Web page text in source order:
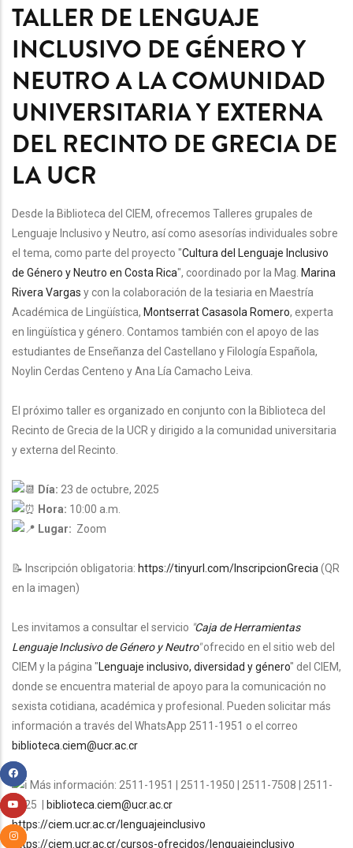
TALLER DE LENGUAJE
INCLUSIVO DE GÉNERO Y
NEUTRO A LA COMUNIDAD
UNIVERSITARIA Y EXTERNA
DEL RECINTO DE GRECIA DE
LA UCR
Desde la Biblioteca del CIEM, ofrecemos Talleres grupales de
Lenguaje Inclusivo y Neutro, así como asesorías individuales sobre
el tema, como parte del proyecto "Cultura del Lenguaje Inclusivo
de Género y Neutro en Costa Rica", coordinado por la Mag. Marina
Rivera Vargas y con la colaboración de la tesiaria en Maestría
Académica de Lingüística, Montserrat Casasola Romero, experta
en lingüística y género. Contamos también con el apoyo de las
estudiantes de Enseñanza del Castellano y Filología Española,
Noylin Cerdas Centeno y Ana Lía Camacho Leiva.
El próximo taller es organizado en conjunto con la Biblioteca del
Recinto de Grecia de la UCR y dirigido a la comunidad universitaria
y externa del Recinto.
Día: 23 de octubre, 2025
Hora: 10:00 a.m.
Lugar: Zoom
📝 Inscripción obligatoria: https://tinyurl.com/InscripcionGrecia(QR
en la imagen)
Les invitamos a consultar el servicio "Caja de Herramientas
Lenguaje Inclusivo de Género y Neutro"ofrecido en el sitio web del
CIEM y la página "Lenguaje inclusivo, diversidad y género" del CIEM,
donde se encuentra material de apoyo para la comunicación no
sexista cotidiana, académica y profesional. Pueden solicitar más
información a través del WhatsApp 2511-1951 o el correo
biblioteca.ciem@ucr.ac.cr
Más información: 2511-1951 | 2511-1950 | 2511-7508 | 2511-
7525 |
biblioteca.ciem@ucr.ac.cr
https://ciem.ucr.ac.cr/lenguajeinclusivo
https://ciem.ucr.ac.cr/cursos-ofrecidos/lenguajeinclusivo